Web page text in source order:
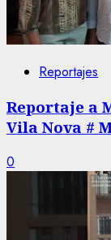
Reportajes
Reportaje a
Vila Nova #
0